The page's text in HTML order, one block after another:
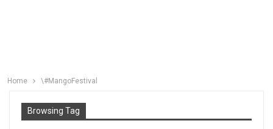
Home \#MangoFestival
Browsing Tag